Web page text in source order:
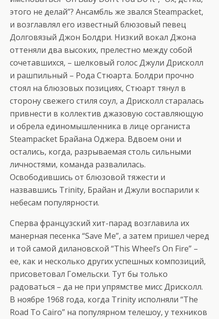
этого не делай”? Ансамбль же звался Steampacket,
и возглавлял его известный блюзовый певец
Долговязый Джон Болдри. Низкий вокал Джона
оттеняли два высоких, прелестно между собой
сочетавшихся, – шелковый голос Джули Дрисколл
и рашпильный – Рода Стюарта. Болдри прочно
стоял на блюзовых позициях, Стюарт тянул в
сторону свежего стиля соул, а Дрисколл старалась
привнести в коллектив джазовую составляющую
и обрела единомышленника в лице органиста
Steampacket Брайана Оджера. Вдвоем они и
остались, когда, разрываемая столь сильными
личностями, команда развалилась.
Освободившись от блюзовой тяжести и
назвавшись Trinity, Брайан и Джули воспарили к
небесам популярности.
Сперва французский хит-парад возглавила их
манерная песенка “Save Me”, а затем пришел черед
и той самой дилановской “This Wheel’s On Fire” –
ее, как и несколько других успешных композиций,
присоветовал Гомельски. Тут бы только
радоваться – да не при упрямстве мисс Дрисколл.
В ноябре 1968 года, когда Trinity исполняли “The
Road To Cairo” на популярном телешоу, у техников